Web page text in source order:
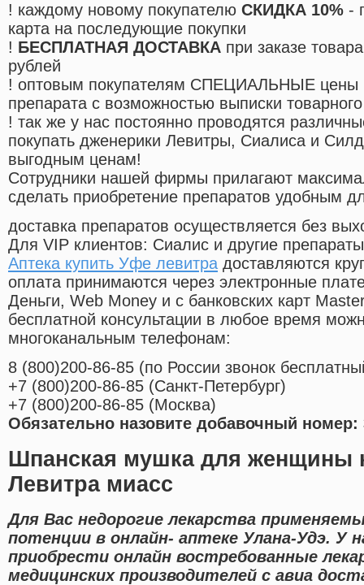
! каждому новому покупателю СКИДКА 10% -
карта на последующие покупки
! БЕСПЛАТНАЯ ДОСТАВКА при заказе
рублей
! оптовым покупателям СПЕЦИАЛЬНЫЕ цены
препарата с возможностью выписки
! так же у нас постоянно проводятся
покупать дженерики Левитры, Сиалиса и
выгодным ценам!
Cотрудники нашей фирмы прилагают
сделать приобретение препаратов удобным
доставка препаратов осуществляется без
Для VIP клиентов: Сиалис и другие
Аптека купить Уфе левитра доставляются
оплата принимаются через электронные
Деньги, Web Money и с банковских карт
бесплатной консультации в любое время
многоканальным телефонам:
8 (800)200-86-85 (по России звонок
+7 (800)200-86-85 (Санкт-Петербург)
+7 (800)200-86-85 (Москва)
Обязательно назовите добавочный номер:
Шпанская мушка для женщины
Левитра миасс
Для Вас недорогие лекарства
потенции в онлайн- аптеке Улана-Удэ. У
приобрести онлайн востребованные
медицинских производителей с авиа